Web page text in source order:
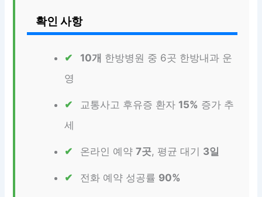
확인 사항
10개 한방병원 중 6곳 한방내과 운
영
교통사고 후유증 환자 15% 증가 추
세
온라인 예약7곳, 평균 대기 3일
전화 예약 성공률 90%